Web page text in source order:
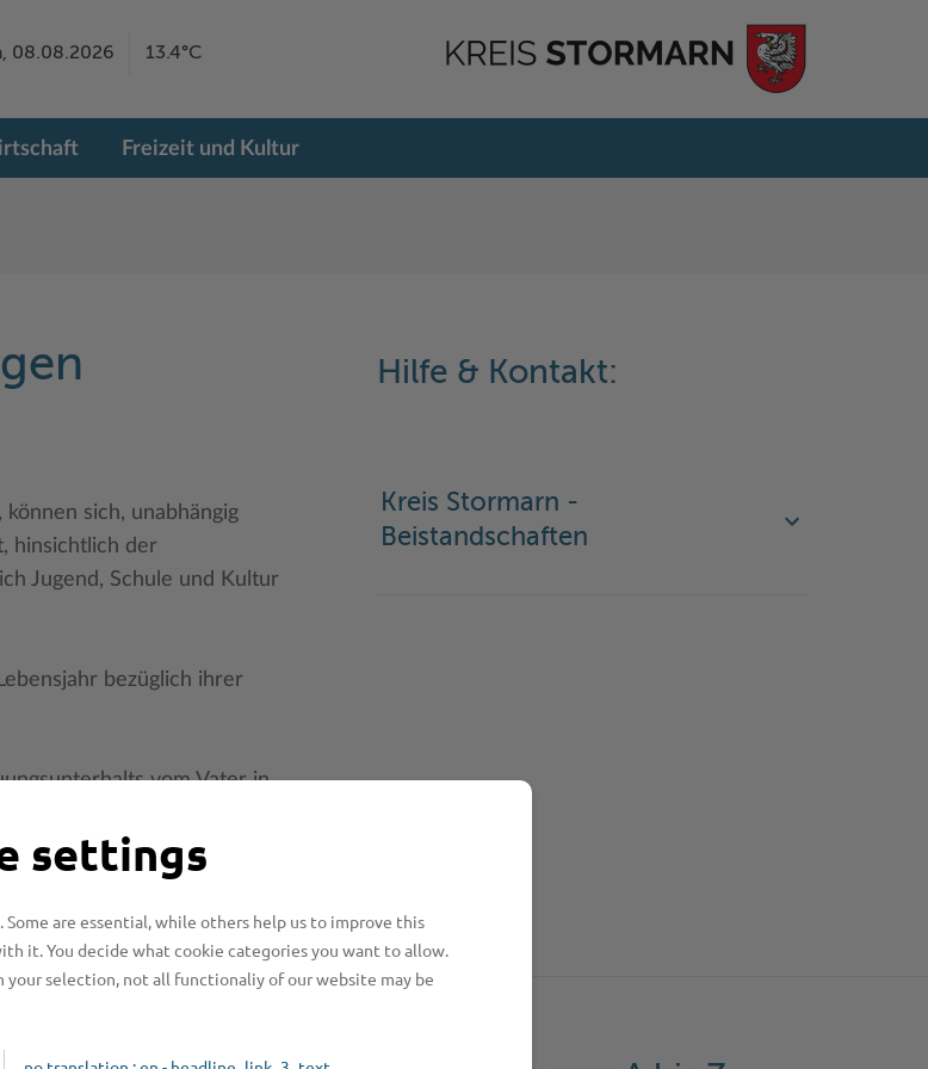
08.08.2026 13.4°C
Freizeit und Kultur
sich, unabhängig
hinsichtlich der
Jugend, Schule und Kultur
bezüglich ihrer
vom Vater in
gern für persönliche
Hilfe & Kontakt:
Kreis Stormarn -
Beistandschaften
settings
Some are essential, while others help us to improve this
it. You decide what cookie categories you want to allow.
your selection, not all functionaliy of our website may be